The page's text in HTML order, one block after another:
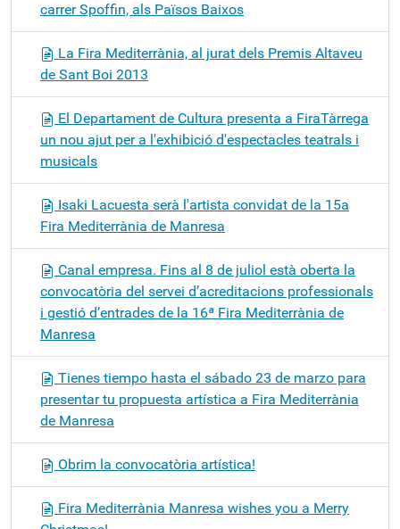
carrer Spoffin, als Països Baixos
La Fira Mediterrània, al jurat dels Premis Altaveu
de Sant Boi 2013
El Departament de Cultura presenta a FiraTàrrega
un nou ajut per a l'exhibició d'espectacles teatrals i
musicals
Isaki Lacuesta serà l'artista convidat de la 15a
Fira Mediterrània de Manresa
Canal empresa. Fins al 8 de juliol està oberta la
convocatòria del servei d’acreditacions professionals
i gestió d’entrades de la 16ª Fira Mediterrània de
Manresa
Tienes tiempo hasta el sábado 23 de marzo para
presentar tu propuesta artística a Fira Mediterrània
de Manresa
Obrim la convocatòria artística!
Fira Mediterrània Manresa wishes you a Merry